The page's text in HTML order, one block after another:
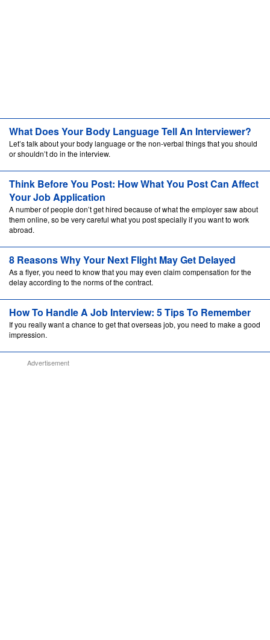
What Does Your Body Language Tell An Interviewer?
Let’s talk about your body language or the non-verbal things that you should
or shouldn’t do in the interview.
Think Before You Post: How What You Post Can Affect
Your Job Application
A number of people don’t get hired because of what the employer saw about
them online, so be very careful what you post specially if you want to work
abroad.
8 Reasons Why Your Next Flight May Get Delayed
As a flyer, you need to know that you may even claim compensation for the
delay according to the norms of the contract.
How To Handle A Job Interview: 5 Tips To Remember
If you really want a chance to get that overseas job, you need to make a good
impression.
Advertisement